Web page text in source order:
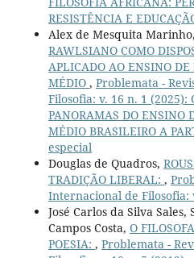
RESISTÊNCIA E
Alex de Mesquita Marinho,
RAWLSIANO COMO
APLICADO AO ENSINO
MÉDIO , Problemata -
Filosofia: v. 16 n. 1 (2025):
PANORAMAS DO ENSINO
MÉDIO BRASILEIRO A
especial
Douglas de Quadros,
TRADIÇÃO LIBERAL: ,
Internacional de Filosofia:
José Carlos da Silva
Campos Costa, O
POESIA: , Problemata -